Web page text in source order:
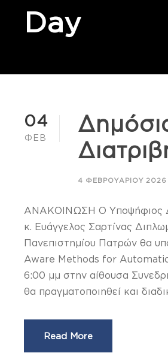
Day
04
ΦΕΒ
4 ΦΕΒΡΟΥΑΡΊΟΥ 2026
ΑΝΑΚΟΙΝΩΣΗ Ο Υποψήφιος
κ. Ευάγγελος Σαρτίνας
Πανεπιστημίου Πατρών θα
Aware Methods for
6:00 μμ στην αίθουσα
θα πραγματοποιηθεί και
Read More